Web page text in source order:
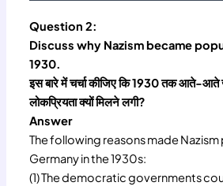
Question 2:
Discuss why Nazism became
1930.
इस बारे में चर्चा कीजिए कि 1930 तक आते-आते
लोकप्रियता क्यों मिलने लगी?
Answer
The following reasons made Nazism
Germany in the 1930s:
(1) The democratic governments